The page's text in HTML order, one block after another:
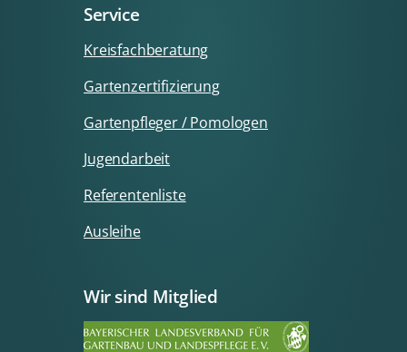
Service
Kreisfachberatung
Gartenzertifizierung
Gartenpfleger / Pomologen
Jugendarbeit
Referentenliste
Ausleihe
Wir sind Mitglied